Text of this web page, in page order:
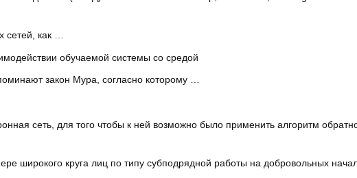
сетей, как …
обучаемой системы со средой
закон Мура, согласно которому …
сеть, для того чтобы к ней возможно было применить алгоритм
широкого круга лиц по типу субподрядной работы на добровольных